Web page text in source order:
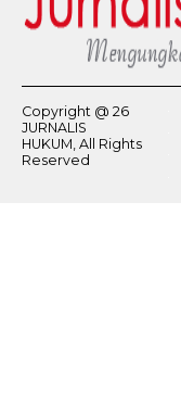
Copyright @ 26
JURNALIS
HUKUM, All Rights
Reserved